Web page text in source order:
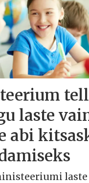
laste
abi
laste